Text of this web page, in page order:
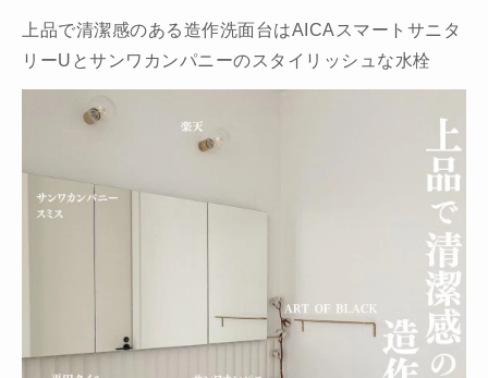
上品で清潔感のある造作洗面台はAICAスマートサニタ
リーUとサンワカンパニーのスタイリッシュな水栓